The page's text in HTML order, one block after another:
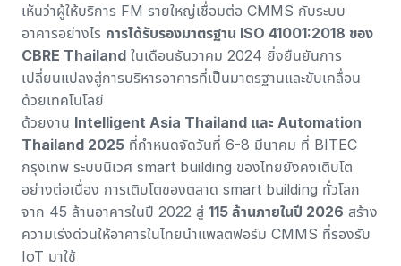
เห็นว่าผู้ให้บริการ FM รายใหญ่เชื่อมต่อ CMMS กับระบบ
อาคารอย่างไร การได้รับรองมาตรฐาน ISO 41001:2018 ของ
CBRE Thailand ในเดือนธันวาคม 2024 ยิ่งยืนยันการ
เปลี่ยนแปลงสู่การบริหารอาคารที่เป็นมาตรฐานและขับเคลื่อน
ด้วยเทคโนโลยี
ด้วยงาน Intelligent Asia Thailand และ Automation
Thailand 2025 ที่กำหนดจัดวันที่ 6-8 มีนาคม ที่ BITEC
กรุงเทพ ระบบนิเวศ smart building ของไทยยังคงเติบโต
อย่างต่อเนื่อง การเติบโตของตลาด smart building ทั่วโลก
จาก 45 ล้านอาคารในปี 2022 สู่ 115 ล้านภายในปี 2026 สร้าง
ความเร่งด่วนให้อาคารในไทยนำแพลตฟอร์ม CMMS ที่รองรับ
IoT มาใช้